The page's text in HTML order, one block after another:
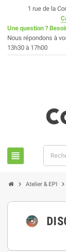
1 rue de la
Une question ?
Nous répondons à
13h30 à 17h00
view_headline
chevron_right Atelier & EPI chevron_right